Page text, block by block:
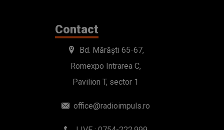
Contact
Bd. Mărăști 65-67,
Romexpo Intrarea C,
Pavilion T, sector 1
office@radioimpuls.ro